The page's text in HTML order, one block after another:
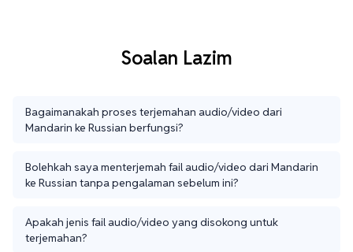
Soalan Lazim
Bagaimanakah proses terjemahan audio/video dari
Mandarin ke Russian berfungsi?
Bolehkah saya menterjemah fail audio/video dari Mandarin
ke Russian tanpa pengalaman sebelum ini?
Apakah jenis fail audio/video yang disokong untuk
terjemahan?